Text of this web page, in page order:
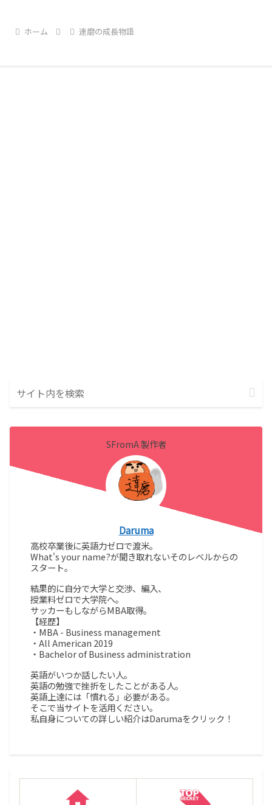
る。ホーム 達磨の成長物語
SFromA 製作者
Daruma
高校卒業後に英語力ゼロで渡米。
What's your name?が聞き取れないそのレベルからの
スタート。
結果的に自分で大学と交渉、編入、
授業料ゼロで大学院へ。
サッカーもしながらMBA取得。
【経歴】
・MBA - Business management
・All American 2019
・Bachelor of Business administration
英語がいつか話したい人。
英語の勉強で挫折をしたことがある人。
英語上達には「慣れる」必要がある。
そこで当サイトを活用ください。
私自身についての詳しい紹介はDarumaをクリック！